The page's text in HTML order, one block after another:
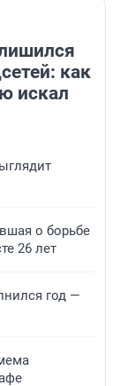
как
искал
о борьбе
26 лет
год —